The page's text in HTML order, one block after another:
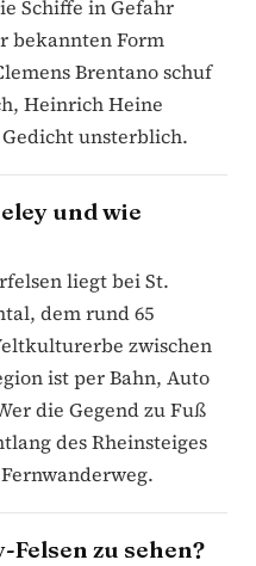
Schiffe in Gefahr
bekannten Form
Brentano schuf
Heinrich Heine
unsterblich.
und wie
liegt bei St.
dem rund 65
zwischen
ist per Bahn, Auto
die Gegend zu Fuß
des Rheinsteiges
Felsen zu sehen?